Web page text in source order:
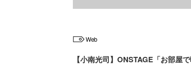
Web
【小南光司】ONSTAGE「お部屋